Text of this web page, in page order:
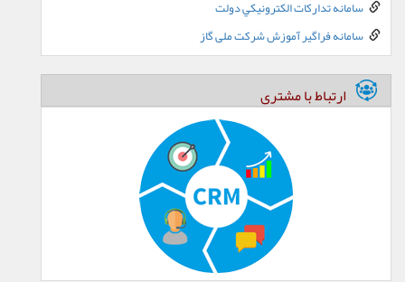
سامانه تدارکات الکترونيکي دولت
سامانه فراگیر آموزش شرکت ملی گاز
ارتباط با مشتری